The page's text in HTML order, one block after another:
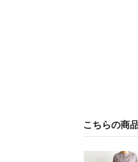
こちらの商